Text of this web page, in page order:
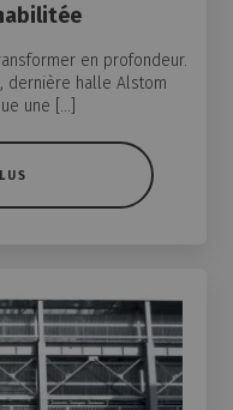
en profondeur.
dernière halle Alstom
une […]